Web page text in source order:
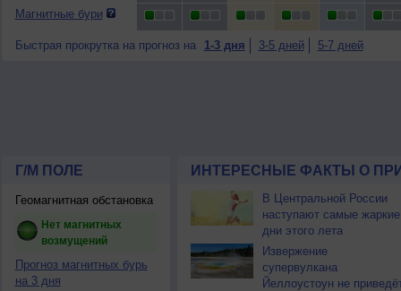
Магнитные бури
Быстрая прокрутка на прогноз на 1-3 дня 3-5 дней 5-7 дней
Г/М ПОЛЕ
Геомагнитная обстановка
Нет магнитных
возмущений
Прогноз магнитных бурь
на 3 дня
ИНТЕРЕСНЫЕ ФАКТЫ О
В Центральной России
наступают самые жаркие
дни этого лета
Извержение
супервулкана
Йеллоустоун не